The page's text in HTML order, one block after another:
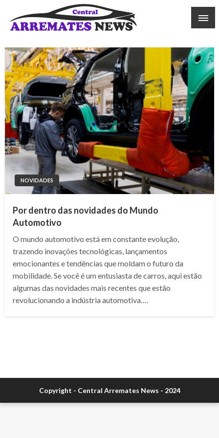
content
NOVIDADES
Por dentro das novidades do Mundo
Automotivo
O mundo automotivo está em constante evolução,
trazendo inovações tecnológicas, lançamentos
emocionantes e tendências que moldam o futuro da
mobilidade. Se você é um entusiasta de carros, aqui estão
algumas das novidades mais recentes que estão
revolucionando a indústria automotiva….
Copyright - Central Arremates News - 2024